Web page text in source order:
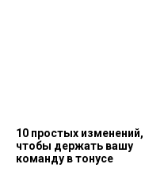
10 простых изменений,
чтобы держать вашу
команду в тонусе